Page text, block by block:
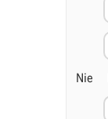
Nie